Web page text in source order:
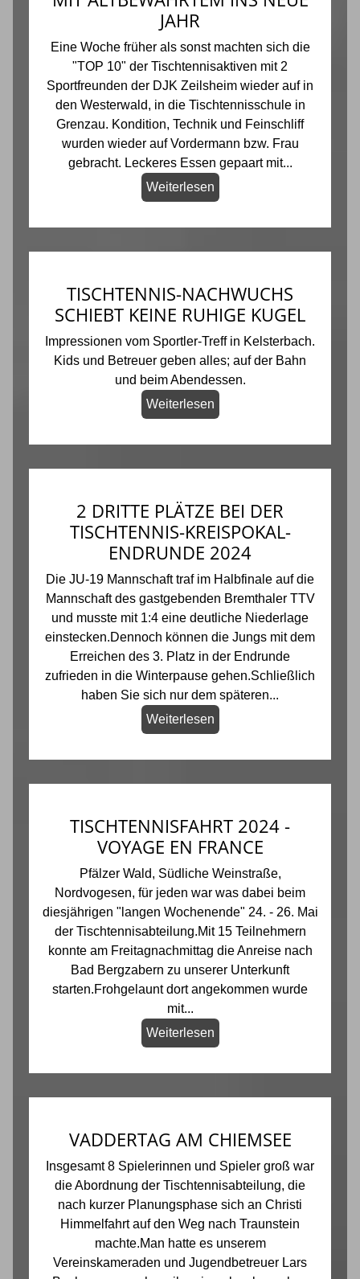
JAHR
Eine Woche früher als sonst machten sich die
"TOP 10" der Tischtennisaktiven mit 2
Sportfreunden der DJK Zeilsheim wieder auf in
den Westerwald, in die Tischtennisschule in
Grenzau. Kondition, Technik und Feinschliff
wurden wieder auf Vordermann bzw. Frau
gebracht. Leckeres Essen gepaart mit...
Weiterlesen
TISCHTENNIS-NACHWUCHS
SCHIEBT KEINE RUHIGE KUGEL
Impressionen vom Sportler-Treff in Kelsterbach.
Kids und Betreuer geben alles; auf der Bahn
und beim Abendessen.
Weiterlesen
2 DRITTE PLÄTZE BEI DER
TISCHTENNIS-KREISPOKAL-
ENDRUNDE 2024
Die JU-19 Mannschaft traf im Halbfinale auf die
Mannschaft des gastgebenden Bremthaler TTV
und musste mit 1:4 eine deutliche Niederlage
einstecken.Dennoch können die Jungs mit dem
Erreichen des 3. Platz in der Endrunde
zufrieden in die Winterpause gehen.Schließlich
haben Sie sich nur dem späteren...
Weiterlesen
TISCHTENNISFAHRT 2024 -
VOYAGE EN FRANCE
Pfälzer Wald, Südliche Weinstraße,
Nordvogesen, für jeden war was dabei beim
diesjährigen "langen Wochenende" 24. - 26. Mai
der Tischtennisabteilung.Mit 15 Teilnehmern
konnte am Freitagnachmittag die Anreise nach
Bad Bergzabern zu unserer Unterkunft
starten.Frohgelaunt dort angekommen wurde
mit...
Weiterlesen
VADDERTAG AM CHIEMSEE
Insgesamt 8 Spielerinnen und Spieler groß war
die Abordnung der Tischtennisabteilung, die
nach kurzer Planungsphase sich an Christi
Himmelfahrt auf den Weg nach Traunstein
machte.Man hatte es unserem
Vereinskameraden und Jugendbetreuer Lars